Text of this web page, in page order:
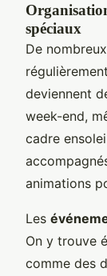
spéciaux
De
deviennent
week-end,
cadre
animations
Les
On y trouve
comme des